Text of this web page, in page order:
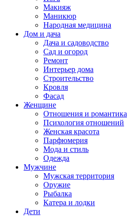
Макияж
Маникюр
Народная медицина
Дом и дача
Дача и садоводство
Сад и огород
Ремонт
Интерьер дома
Строительство
Кровля
Фасад
Женщине
Отношения и романтика
Психология отношений
Женская красота
Парфюмерия
Мода и стиль
Одежда
Мужчине
Мужская территория
Оружие
Рыбалка
Катера и лодки
Дети